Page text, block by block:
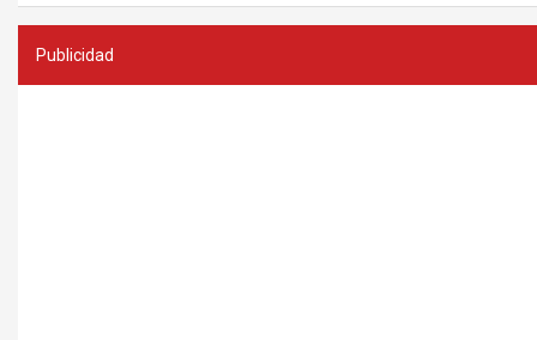
Publicidad